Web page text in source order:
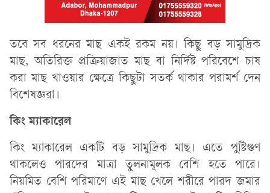
তবে সব ধরনের মাছ একই রকম নয়। কিছু বড় সামুদ্রিক
মাছ, অতিরিক্ত প্রক্রিয়াজাত মাছ বা নির্দিষ্ট পরিবেশে চাষ
করা মাছ খাওয়ার ক্ষেত্রে কিছুটা সতর্ক থাকার পরামর্শ দেন
বিশেষজ্ঞরা।
কিং ম্যাকারেল
কিং ম্যাকারেল একটি বড় সামুদ্রিক মাছ। এতে পুষ্টিগুণ
থাকলেও পারদের মাত্রা তুলনামূলক বেশি হতে পারে।
নিয়মিত বেশি পরিমাণে এই মাছ খেলে শরীরে পারদ জমার